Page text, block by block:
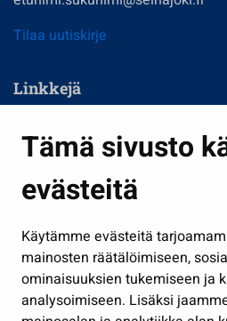
Tämä sivusto
evästeitä
Käytämme evästeitä
mainosten räätälöimiseen,
ominaisuuksien tukemiseen ja
analysoimiseen. Lisäksi
Tilaa uutiskirje
Linkkejä
Kasvatus ja opetus
Kulttuuri ja liikunta
Työ ja yrittäminen
Osallistu ja asioi
Näytä omat evästeasetukseni